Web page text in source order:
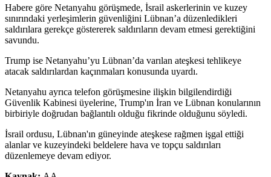
Habere göre Netanyahu görüşmede, İsrail askerlerinin ve kuzey
sınırındaki yerleşimlerin güvenliğini Lübnan’a düzenledikleri
saldırılara gerekçe göstererek saldırıların devam etmesi gerektiğini
savundu.
Trump ise Netanyahu’yu Lübnan’da varılan ateşkesi tehlikeye
atacak saldırılardan kaçınmaları konusunda uyardı.
Netanyahu ayrıca telefon görüşmesine ilişkin bilgilendirdiği
Güvenlik Kabinesi üyelerine, Trump'ın İran ve Lübnan konularının
birbiriyle doğrudan bağlantılı olduğu fikrinde olduğunu söyledi.
İsrail ordusu, Lübnan'ın güneyinde ateşkese rağmen işgal ettiği
alanlar ve kuzeyindeki beldelere hava ve topçu saldırıları
düzenlemeye devam ediyor.